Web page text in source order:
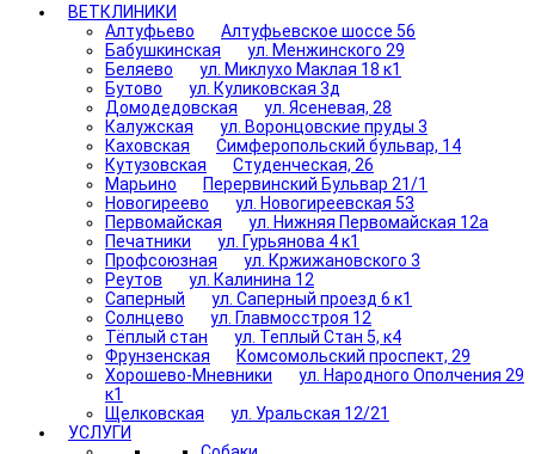
ВЕТКЛИНИКИ
Алтуфьево
Алтуфьевское шоссе 56
Бабушкинская
ул. Менжинского 29
Беляево
ул. Миклухо Маклая 18 к1
Бутово
ул. Куликовская 3д
Домодедовская
ул. Ясеневая, 28
Калужская
ул. Воронцовские пруды 3
Каховская
Симферопольский бульвар, 14
Кутузовская
Студенческая, 26
Марьино
Перервинский Бульвар 21/1
Новогиреево
ул. Новогиреевская 53
Первомайская
ул. Нижняя Первомайская 12а
Печатники
ул. Гурьянова 4 к1
Профсоюзная
ул. Кржижановского 3
Реутов
ул. Калинина 12
Саперный
ул. Саперный проезд 6 к1
Солнцево
ул. Главмосстроя 12
Тёплый стан
ул. Теплый Стан 5, к4
Фрунзенская
Комсомольский проспект, 29
Хорошево-Мневники
ул. Народного Ополчения 29
к1
Щелковская
ул. Уральская 12/21
УСЛУГИ